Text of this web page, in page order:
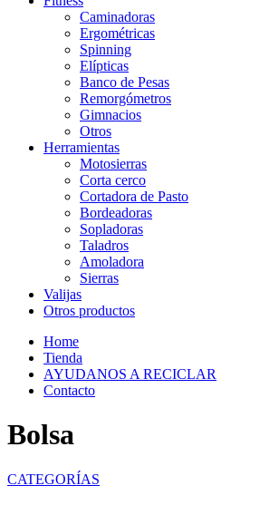
Caminadoras
Ergométricas
Spinning
Elípticas
Banco de Pesas
Remorgómetros
Gimnacios
Otros
Herramientas
Motosierras
Corta cerco
Cortadora de Pasto
Bordeadoras
Sopladoras
Taladros
Amoladora
Sierras
Valijas
Otros productos
Home
Tienda
AYUDANOS A RECICLAR
Contacto
Bolsa
CATEGORÍAS